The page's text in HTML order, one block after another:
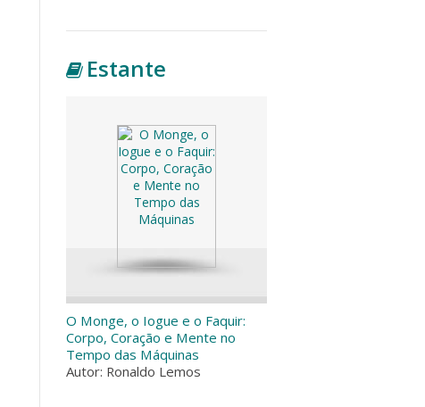
Estante
O Monge, o Iogue e o Faquir:
Corpo, Coração e Mente no
Tempo das Máquinas
Autor: Ronaldo Lemos